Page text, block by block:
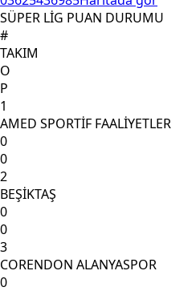
SÜPER LİG PUAN DURUMU
#
TAKIM
O
P
1
AMED SPORTİF FAALİYETLER
0
0
2
BEŞİKTAŞ
0
0
3
CORENDON ALANYASPOR
0